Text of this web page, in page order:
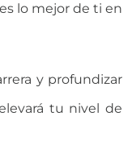
lo mejor de ti en
y profundizar
tu nivel de